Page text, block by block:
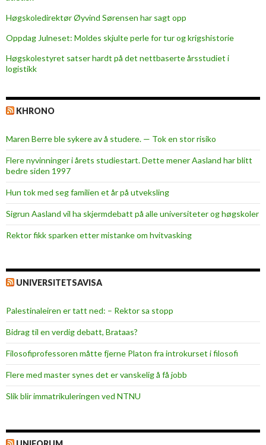
e
i
Høgskoledirektør Øyvind Sørensen har sagt opp
Oppdag Julneset: Moldes skjulte perle for tur og krigshistorie
Høgskolestyret satser hardt på det nettbaserte årsstudiet i
logistikk
KHRONO
Maren Berre ble sykere av å studere. — Tok en stor risiko
Flere nyvinninger i årets studiestart. Dette mener Aasland har blitt
bedre siden 1997
Hun tok med seg familien et år på utveksling
Sigrun Aasland vil ha skjerm­debatt på alle universiteter og høgskoler
Rektor fikk sparken etter mistanke om hvitvasking
UNIVERSITETSAVISA
Palestinaleiren er tatt ned: – Rektor sa stopp
Bidrag til en verdig debatt, Brataas?
Filosofiprofessoren måtte fjerne Platon fra introkurset i filosofi
Flere med master synes det er vanskelig å få jobb
Slik blir immatrikuleringen ved NTNU